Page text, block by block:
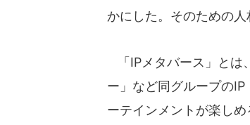
かにした。そのための人
「IPメタバース」とは
ー」など同グループの
ーテインメントが楽し